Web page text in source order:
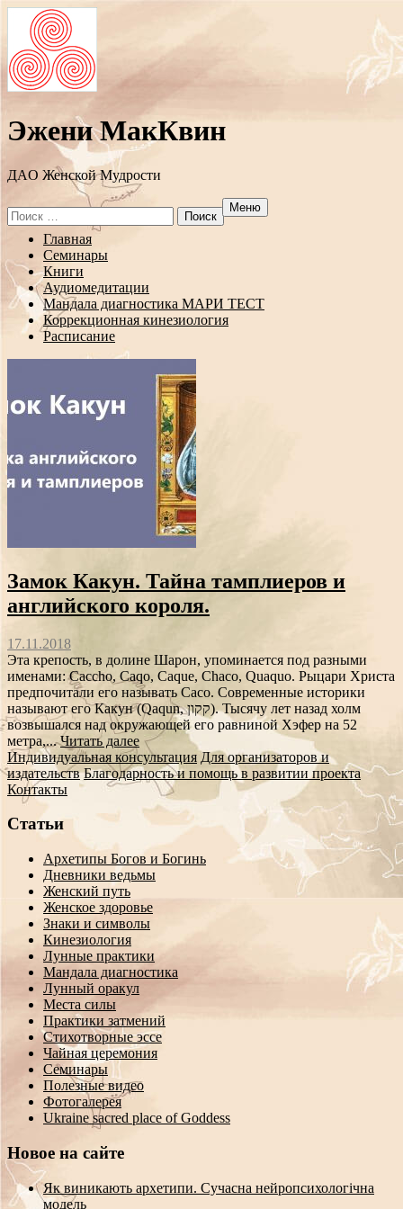
Эжени МакКвин
ДAO Женской Мудрости
Search
for:
Меню
Перейти
содержанию
Главная
Семинары
Книги
Аудиомедитации
Мандала диагностика МАРИ ТЕСТ
Коррекционная кинезиология
Расписание
Замок Какун. Тайна тамплиеров и
английского короля.
17.11.2018
Эта крепость, в долине Шарон, упоминается под разными
именами: Caccho, Caqo, Caque, Chaco, Quaquo. Рыцари Христа
предпочитали его называть Caco. Современные историки
называют его Какун (Qaqun, קקון). Тысячу лет назад холм
возвышался над окружающей его равниной Хэфер на 52
метра,...Читать далее
Индивидуальная консультация Для организаторов и
издательств Благодарность и помощь в развитии проекта
Контакты
Статьи
Архетипы Богов и Богинь
Дневники ведьмы
Женский путь
Женское здоровье
Знаки и символы
Кинезиология
Лунные практики
Мандала диагностика
Лунный оракул
Места силы
Практики затмений
Стихотворные эссе
Чайная церемония
Семинары
Полезные видео
Фотогалерея
Ukraine sacred place of Goddess
Новое на сайте
Як виникають архетипи. Сучасна нейропсихологічна
модель